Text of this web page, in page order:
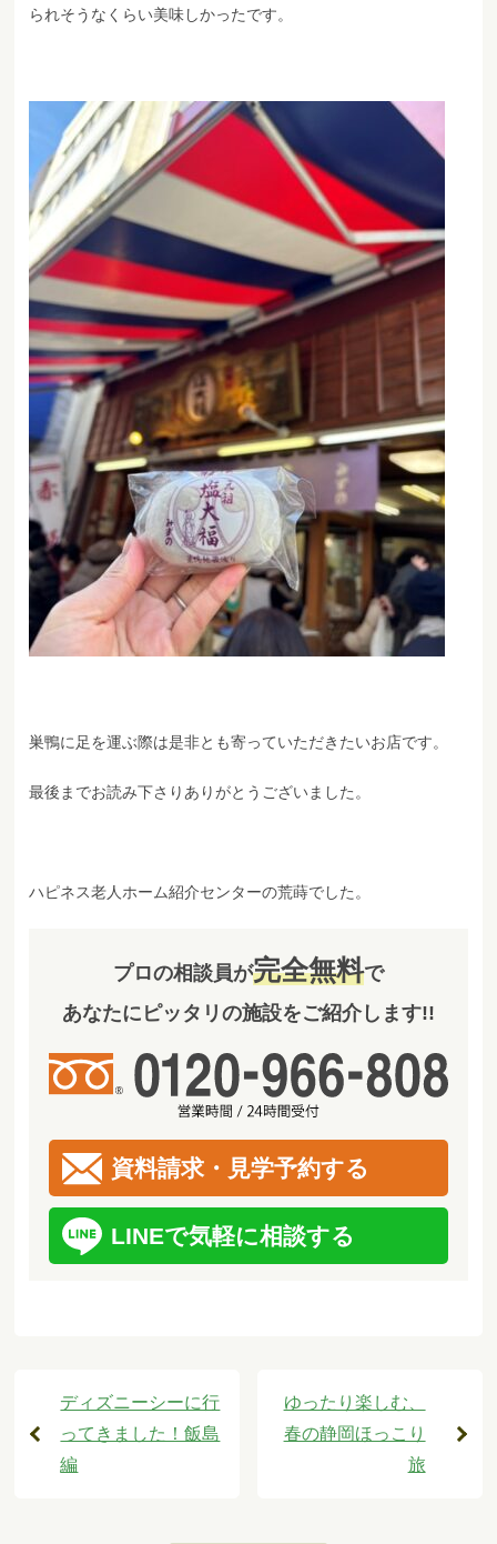
られそうなくらい美味しかったです。
巣鴨に足を運ぶ際は是非とも寄っていただきたいお店です。
最後までお読み下さりありがとうございました。
ハピネス老人ホーム紹介センターの荒蒔でした。
プロの相談員が完全無料で
あなたにピッタリの施設をご紹介します!!
資料請求・見学予約する
LINEで気軽に相談する
ディズニーシーに行
ってきました！飯島
編
ゆったり楽しむ、
春の静岡ほっこり
旅